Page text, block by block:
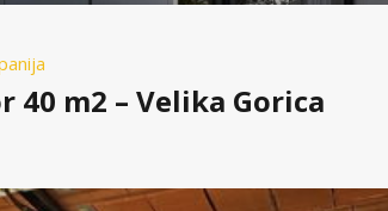
40 m2 – Velika Gorica